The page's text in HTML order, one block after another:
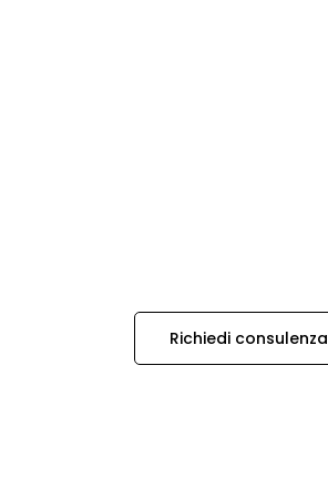
Richiedi consulenza